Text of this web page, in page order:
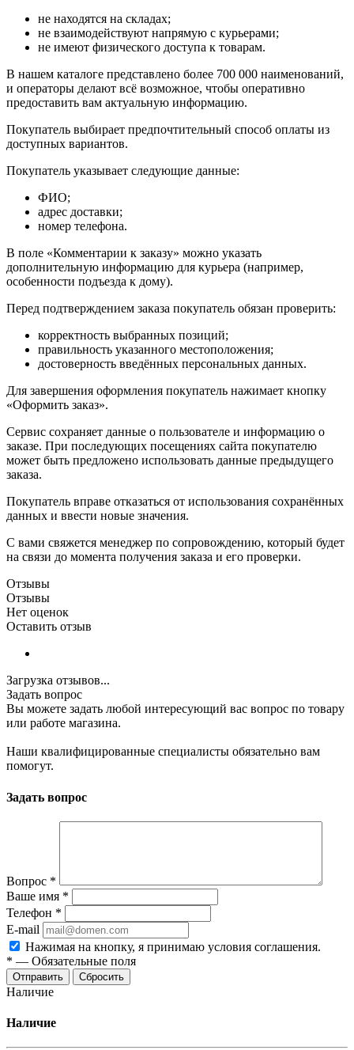
не находятся на складах;
не взаимодействуют напрямую с курьерами;
не имеют физического доступа к товарам.
В нашем каталоге представлено более 700 000 наименований,
и операторы делают всё возможное, чтобы оперативно
предоставить вам актуальную информацию.
Покупатель выбирает предпочтительный способ оплаты из
доступных вариантов.
Покупатель указывает следующие данные:
ФИО;
адрес доставки;
номер телефона.
В поле «Комментарии к заказу» можно указать
дополнительную информацию для курьера (например,
особенности подъезда к дому).
Перед подтверждением заказа покупатель обязан проверить:
корректность выбранных позиций;
правильность указанного местоположения;
достоверность введённых персональных данных.
Для завершения оформления покупатель нажимает кнопку
«Оформить заказ».
Сервис сохраняет данные о пользователе и информацию о
заказе. При последующих посещениях сайта покупателю
может быть предложено использовать данные предыдущего
заказа.
Покупатель вправе отказаться от использования сохранённых
данных и ввести новые значения.
С вами свяжется менеджер по сопровождению, который будет
на связи до момента получения заказа и его проверки.
Отзывы
Отзывы
Нет оценок
Оставить отзыв
Загрузка отзывов...
Задать вопрос
Вы можете задать любой интересующий вас вопрос по товару
или работе магазина.
Наши квалифицированные специалисты обязательно вам
помогут.
Задать вопрос
Вопрос *
Ваше имя *
Телефон *
E-mail
Нажимая на кнопку, я принимаю условия соглашения.
* — Обязательные поля
Отправить Сбросить
Наличие
Наличие